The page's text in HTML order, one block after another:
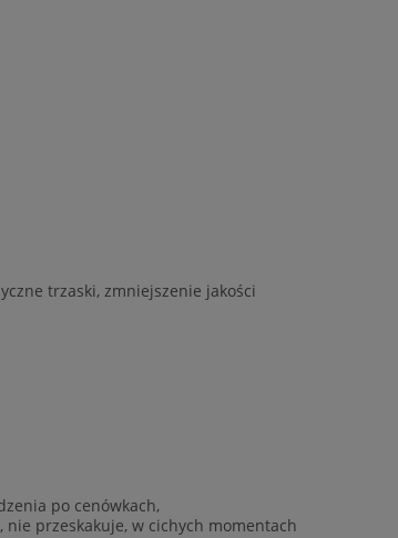
trzaski, zmniejszenie jakości
po cenówkach,
przeskakuje, w cichych momentach